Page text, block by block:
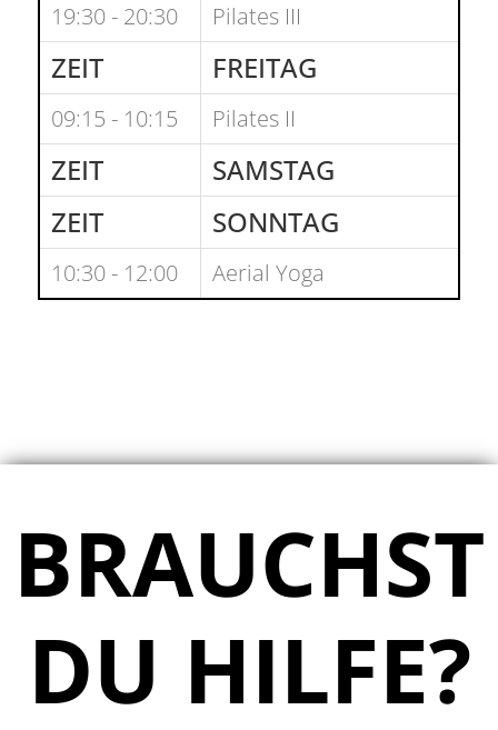
19:30 - 20:30
Pilates III
ZEIT FREITAG
09:15 - 10:15 Pilates II
ZEIT
SAMSTAG
ZEIT
SONNTAG
10:30 - 12:00 Aerial Yoga
BRAUCHST
DU HILFE?